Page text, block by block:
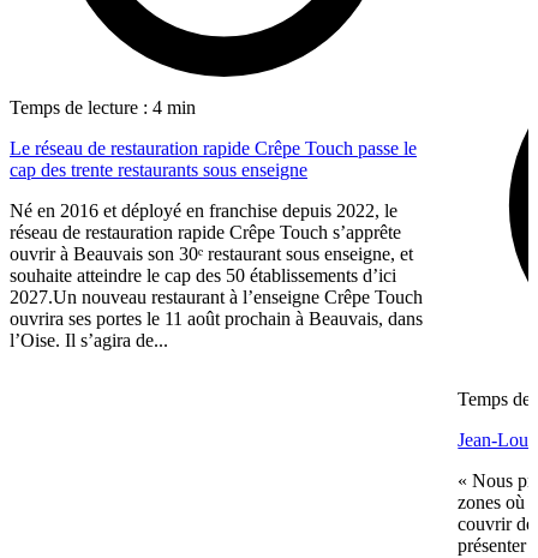
Temps de lecture : 4 min
Le réseau de restauration rapide Crêpe Touch passe le
cap des trente restaurants sous enseigne
Né en 2016 et déployé en franchise depuis 2022, le
réseau de restauration rapide Crêpe Touch s’apprête
ouvrir à Beauvais son 30ᵉ restaurant sous enseigne, et
souhaite atteindre le cap des 50 établissements d’ici
2027.Un nouveau restaurant à l’enseigne Crêpe Touch
ouvrira ses portes le 11 août prochain à Beauvais, dans
l’Oise. Il s’agira de...
Temps de
Jean-
« Nous
zones où
couvrir de
présenter